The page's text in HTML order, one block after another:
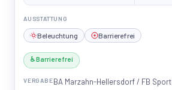
AUSSTATTUNG
Beleuchtung Barrierefrei
♿ Barrierefrei
VERGABEBA Marzahn-Hellersdorf / FB Sport